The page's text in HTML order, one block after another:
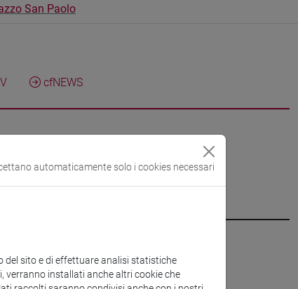
San Paolo
cfNEWS
01/A]
automaticamente solo i cookies necessari
del sito e di effettuare analisi statistiche
verranno installati anche altri cookie che